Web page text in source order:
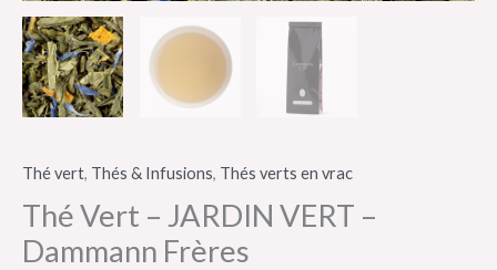
Thé vert, Thés & Infusions, Thés verts en vrac
Thé Vert – JARDIN VERT –
Dammann Frères